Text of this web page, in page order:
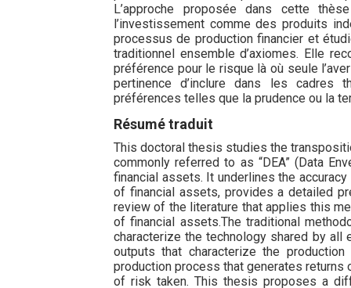
L’approche proposée dans cette
l’investissement comme des produits
processus de production financier et
traditionnel ensemble d’axiomes. Elle
préférence pour le risque là où seule
pertinence d’inclure dans les
préférences telles que la prudence ou la
Résumé traduit
This doctoral thesis studies the
commonly referred to as “DEA” (Data
financial assets. It underlines the
of financial assets, provides a detailed
review of the literature that applies this
of financial assets.The traditional
characterize the technology shared by
outputs that characterize the
production process that generates
of risk taken. This thesis proposes a